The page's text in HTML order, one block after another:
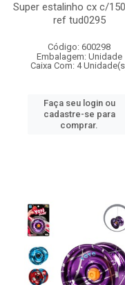
Super estalinho cx c/
ref tud0295
Código: 600298
Embalagem: Unidade
Caixa Com: 4
Faça seu login ou
cadastre-se para
comprar.